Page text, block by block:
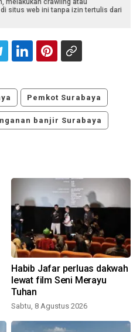
melakukan crawling atau
situs web ini tanpa izin tertulis dari
Pemkot Surabaya
banjir Surabaya
Habib Jafar perluas dakwah
lewat film Seni Merayu
Tuhan
Sabtu, 8 Agustus 2026